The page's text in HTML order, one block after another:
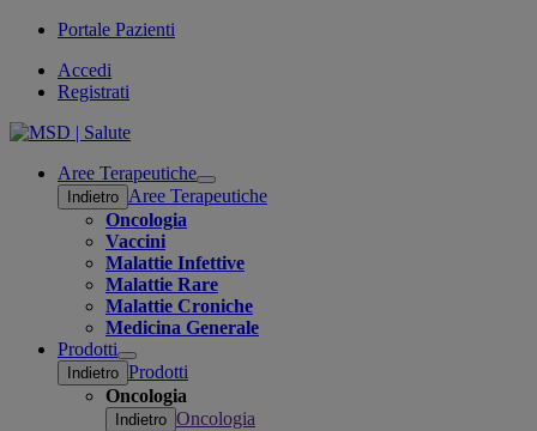
Portale Pazienti
Accedi
Registrati
Aree Terapeutiche
Open
submenu
Indietro Aree Terapeutiche
Oncologia
Vaccini
Malattie Infettive
Malattie Rare
Malattie Croniche
Medicina Generale
Prodotti
Open
submenu
Indietro Prodotti
Oncologia
Indietro Oncologia